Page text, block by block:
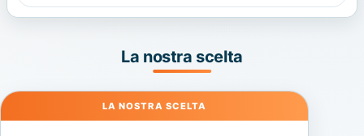
La nostra scelta